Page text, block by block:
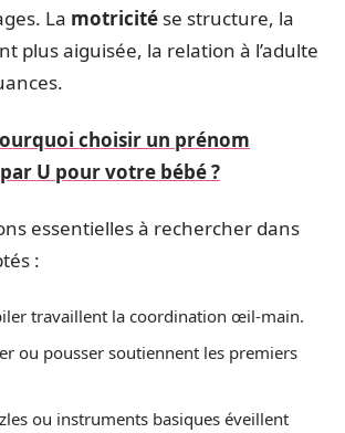
La motricité se structure, la
plus aiguisée, la relation à l’adulte
choisir un prénom
U pour votre bébé ?
essentielles à rechercher dans
:
travaillent la coordination œil-main.
ou pousser soutiennent les premiers
ou instruments basiques éveillent